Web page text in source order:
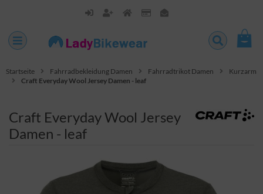
Startseite Fahrradbekleidung Damen Fahrradtrikot Damen
Kurzarm
Craft Everyday Wool Jersey Damen - leaf
Craft Everyday Wool Jersey
Damen - leaf